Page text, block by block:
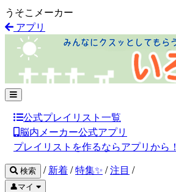
うそこメーカー
アプリ
公式プレイリスト一覧
脳内メーカー公式アプリ
プレイリストを作るならアプリから！
検索 / 新着/特集✨ /注目 /
👤マイ